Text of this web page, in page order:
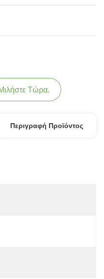
Τώρα.
Περιγραφή Προϊόντος